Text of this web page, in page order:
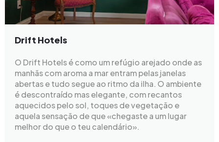
Drift Hotels
O Drift Hotels é como um refúgio arejado onde as
manhãs com aroma a mar entram pelas janelas
abertas e tudo segue ao ritmo da ilha. O ambiente
é descontraído mas elegante, com recantos
aquecidos pelo sol, toques de vegetação e
aquela sensação de que «chegaste a um lugar
melhor do que o teu calendário».